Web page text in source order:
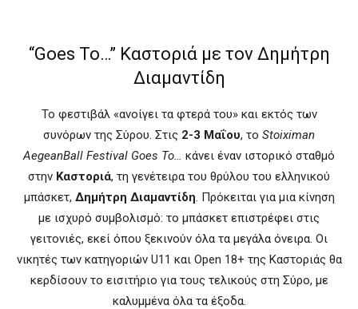
“Goes To…” Καστοριά με τον Δημήτρη
Διαμαντίδη
Το φεστιβάλ «ανοίγει τα φτερά του» και εκτός των
συνόρων της Σύρου. Στις 2-3 Μαΐου, το Stoiximan
AegeanBall Festival Goes To… κάνει έναν ιστορικό σταθμό
στην Καστοριά, τη γενέτειρα του θρύλου του ελληνικού
μπάσκετ, Δημήτρη Διαμαντίδη. Πρόκειται για μια κίνηση
με ισχυρό συμβολισμό: το μπάσκετ επιστρέφει στις
γειτονιές, εκεί όπου ξεκινούν όλα τα μεγάλα όνειρα. Οι
νικητές των κατηγοριών U11 και Open 18+ της Καστοριάς θα
κερδίσουν το εισιτήριο για τους τελικούς στη Σύρο, με
καλυμμένα όλα τα έξοδα.